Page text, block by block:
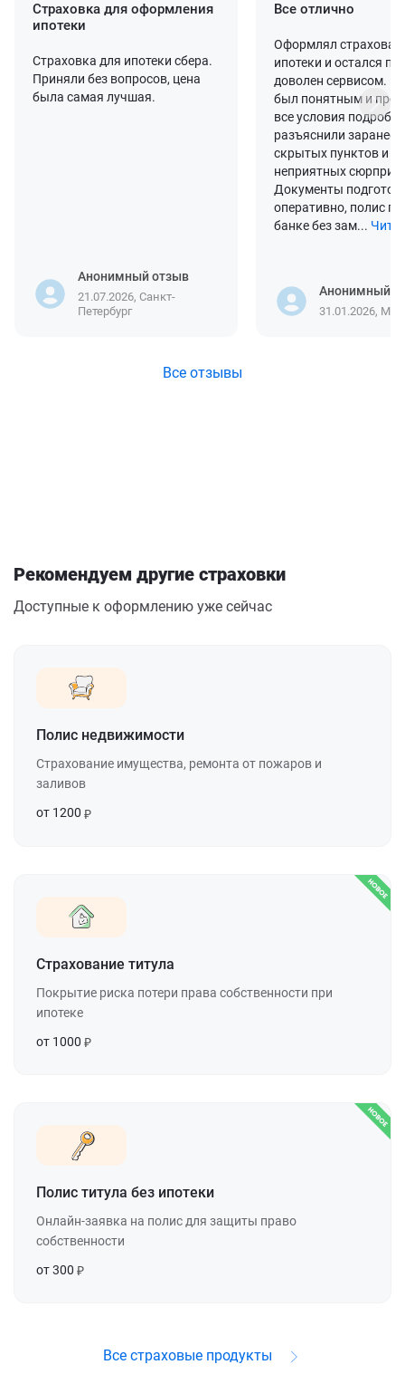
Страховка для оформления
ипотеки
Страховка для ипотеки сбера.
Приняли без вопросов, цена
была самая лучшая.
Анонимный отзыв
21.07.2026, Санкт-
Петербург
Все отлично
Оформлял
ипотеки и остался
доволен сервисом.
был понятным и
все условия подробно
разъяснили заранее,
скрытых пунктов и
неприятных
Документы
оперативно, полис
банке без зам...
Анонимный
31.01.2026,
Все отзывы
Рекомендуем другие страховки
Доступные к оформлению уже сейчас
Полис недвижимости
Страхование имущества, ремонта от пожаров и
заливов
от 1200
Страхование титула
Покрытие риска потери права собственности при
ипотеке
от 1000
Полис титула без ипотеки
Онлайн-заявка на полис для защиты право
собственности
от 300
Все страховые продукты